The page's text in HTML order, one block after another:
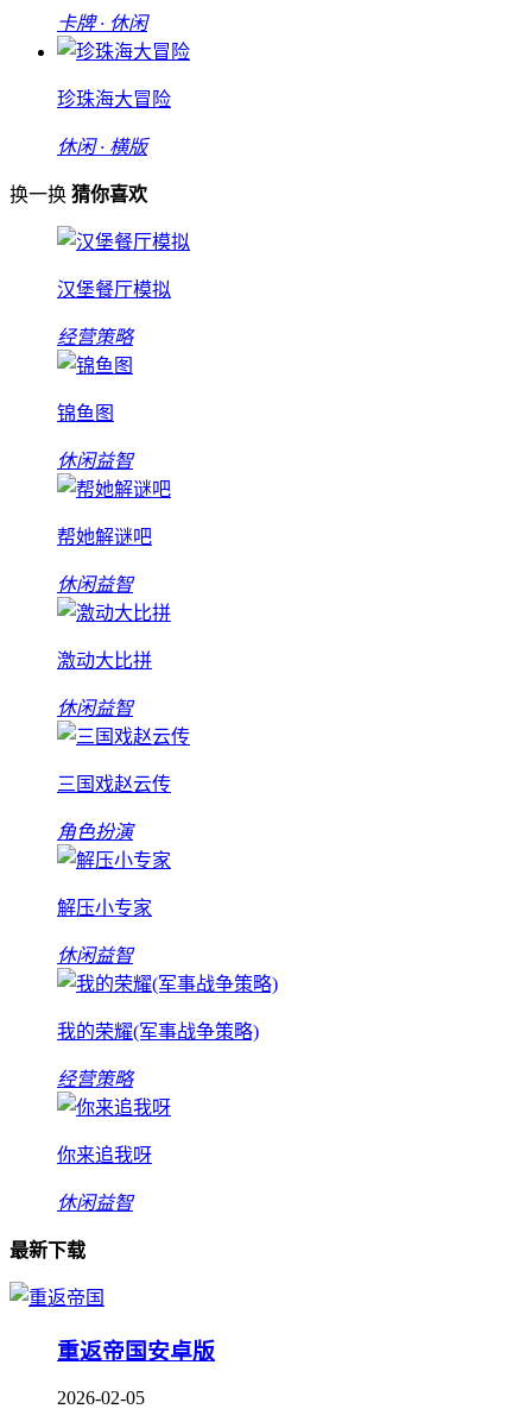
卡牌 · 休闲
珍珠海大冒险
休闲 · 横版
换一换 猜你喜欢
汉堡餐厅模拟
经营策略
锦鱼图
休闲益智
帮她解谜吧
休闲益智
激动大比拼
休闲益智
三国戏赵云传
角色扮演
解压小专家
休闲益智
我的荣耀(军事战争策略)
经营策略
你来追我呀
休闲益智
最新下载
重返帝国安卓版
2026-02-05